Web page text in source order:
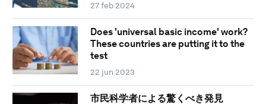
27 feb 2024
Does 'universal basic income' work?
These countries are putting it to the
test
22 jun 2023
市民科学者による驚くべき発見